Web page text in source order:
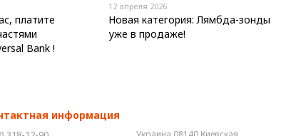
платите
Bank !
12 апреля 2026
Новая категория: Лямбда-зонды
уже в продаже!
информация